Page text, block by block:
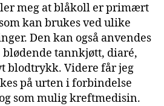
meg at blåkoll er primært
kan brukes ved ulike
Den kan også anvendes
blødende tannkjøtt, diaré,
blodtrykk. Videre får jeg
på urten i forbindelse
som mulig kreftmedisin.